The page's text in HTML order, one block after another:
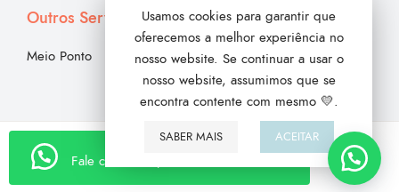
Fale connosco para encomendar
Outros Serviços
Meio Ponto
Copyright © 2018 Meio Limão. Todos os direitos reservados
Usamos cookies para garantir que
oferecemos a melhor experiência no
nosso website. Se continuar a usar o
nosso website, assumimos que se
encontra contente com mesmo 💛.
SABER MAIS ACEITAR